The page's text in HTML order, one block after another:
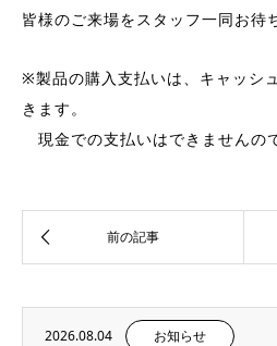
皆様のご来場をスタッフ一同お待
※製品の購入支払いは、キャッシ
きます。
現金での支払いはできませんの
2026.08.04 お知らせ